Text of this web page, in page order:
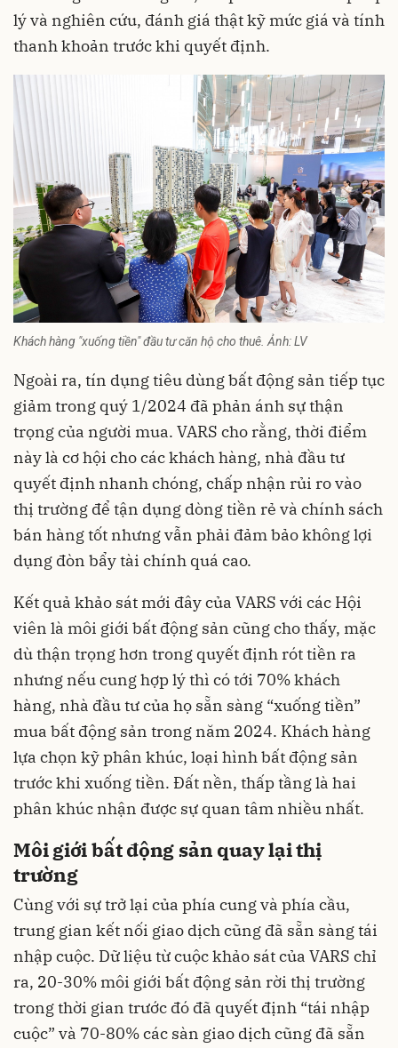
lý và nghiên cứu, đánh giá thật kỹ mức giá và tính
thanh khoản trước khi quyết định.
Khách hàng "xuống tiền" đầu tư căn hộ cho thuê. Ảnh: LV
Ngoài ra, tín dụng tiêu dùng bất động sản tiếp tục
giảm trong quý 1/2024 đã phản ánh sự thận
trọng của người mua. VARS cho rằng, thời điểm
này là cơ hội cho các khách hàng, nhà đầu tư
quyết định nhanh chóng, chấp nhận rủi ro vào
thị trường để tận dụng dòng tiền rẻ và chính sách
bán hàng tốt nhưng vẫn phải đảm bảo không lợi
dụng đòn bẩy tài chính quá cao.
Kết quả khảo sát mới đây của VARS với các Hội
viên là môi giới bất động sản cũng cho thấy, mặc
dù thận trọng hơn trong quyết định rót tiền ra
nhưng nếu cung hợp lý thì có tới 70% khách
hàng, nhà đầu tư của họ sẵn sàng “xuống tiền”
mua bất động sản trong năm 2024. Khách hàng
lựa chọn kỹ phân khúc, loại hình bất động sản
trước khi xuống tiền. Đất nền, thấp tầng là hai
phân khúc nhận được sự quan tâm nhiều nhất.
Môi giới bất động sản quay lại thị
trường
Cùng với sự trở lại của phía cung và phía cầu,
trung gian kết nối giao dịch cũng đã sẵn sàng tái
nhập cuộc. Dữ liệu từ cuộc khảo sát của VARS chỉ
ra, 20-30% môi giới bất động sản rời thị trường
trong thời gian trước đó đã quyết định “tái nhập
cuộc” và 70-80% các sàn giao dịch cũng đã sẵn